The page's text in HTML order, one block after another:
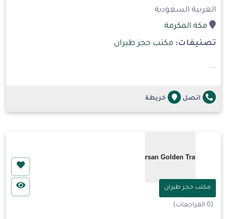
العربية السعودية
مكة المكرمة
تصنيفات: مكتب حجز طيران
...
اتصل خريطة
مكتب حجز طيران
(0 المراجعات)